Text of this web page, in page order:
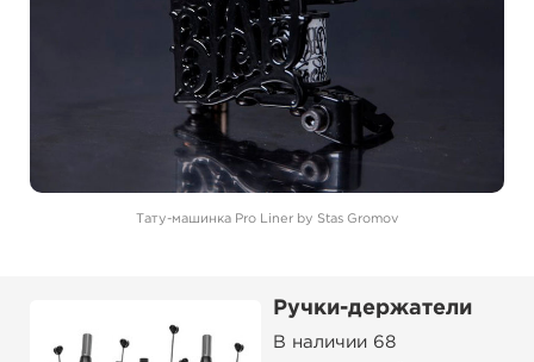
Тату-машинка Pro Liner by Stas Gromov
Ручки-держатели
В наличии 68